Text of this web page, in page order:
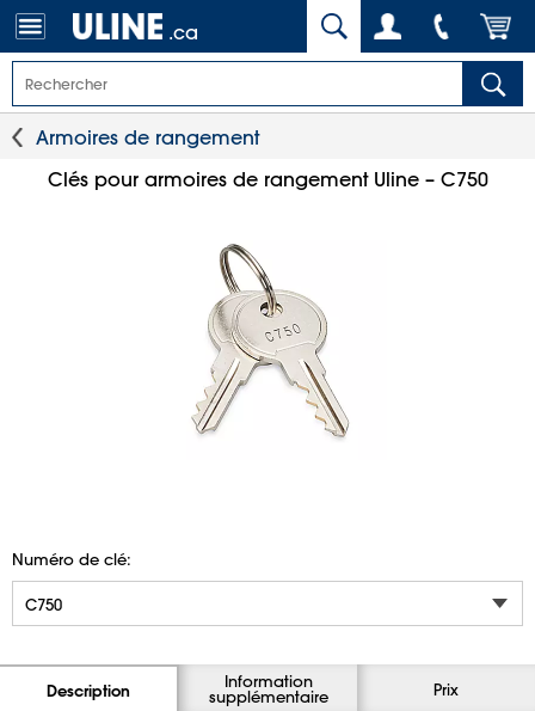
.ca
Armoires de rangement
Clés pour armoires de rangement Uline – C750
Numéro de clé:
Description Information
supplémentaire Prix